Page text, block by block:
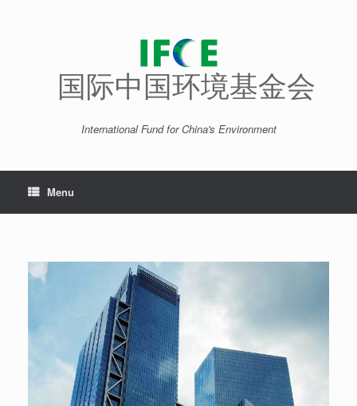
国际中国环境基金会
International Fund for China's Environment
Menu